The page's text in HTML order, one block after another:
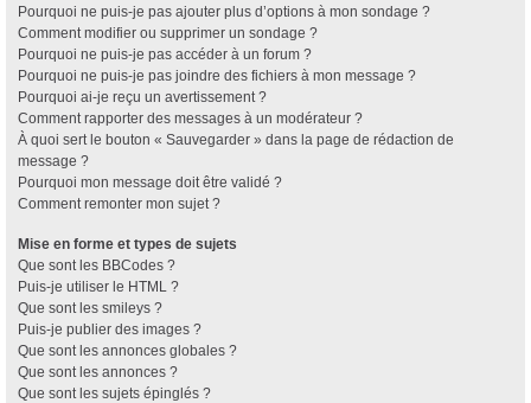
Pourquoi ne puis-je pas ajouter plus d’options à mon sondage ?
Comment modifier ou supprimer un sondage ?
Pourquoi ne puis-je pas accéder à un forum ?
Pourquoi ne puis-je pas joindre des fichiers à mon message ?
Pourquoi ai-je reçu un avertissement ?
Comment rapporter des messages à un modérateur ?
À quoi sert le bouton « Sauvegarder » dans la page de rédaction de
message ?
Pourquoi mon message doit être validé ?
Comment remonter mon sujet ?
Mise en forme et types de sujets
Que sont les BBCodes ?
Puis-je utiliser le HTML ?
Que sont les smileys ?
Puis-je publier des images ?
Que sont les annonces globales ?
Que sont les annonces ?
Que sont les sujets épinglés ?